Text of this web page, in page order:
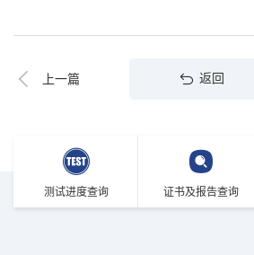
上一篇 返回
测试进度查询 证书及报告查询